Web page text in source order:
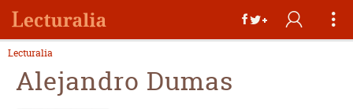
Lecturalia
Alejandro Dumas